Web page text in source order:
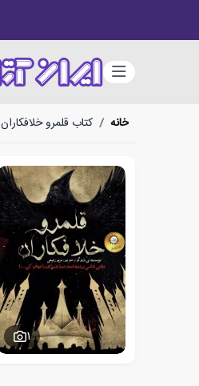
دسته‌بندی
خانه / کتاب قلمرو خلافکاران
1